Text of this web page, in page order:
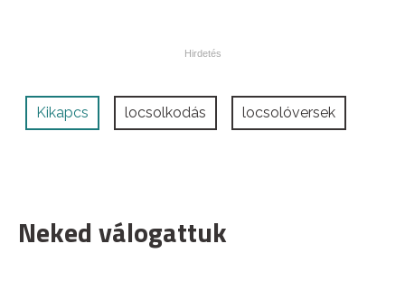
Kikapcs locsolkodás locsolóversek
Neked válogattuk